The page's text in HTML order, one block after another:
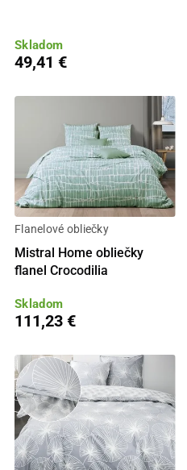
Skladom
49,41 €
Flanelové obliečky
Mistral Home obliečky
flanel Crocodilia
Skladom
111,23 €